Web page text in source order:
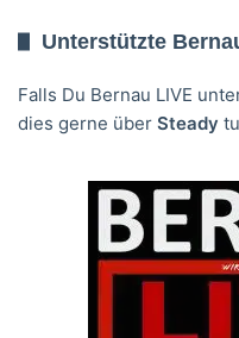
Unterstützte
Falls Du Bernau LIVE
dies gerne über Steady